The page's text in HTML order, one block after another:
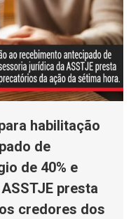
habilitação
de
de 40% e
presta
credores dos